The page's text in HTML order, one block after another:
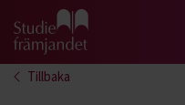
Gå till studiefrämjandets
Tillbaka